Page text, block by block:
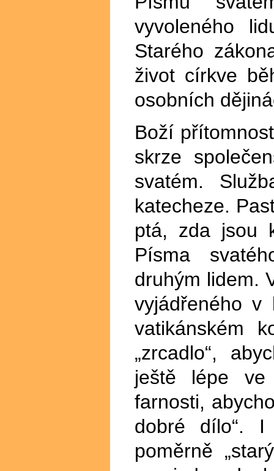
vyvoleného
Starého
život církve
osobních
Boží
skrze
svatém.
katecheze.
ptá, zda jsou
Písma
druhým lidem.
vyjádřeného v
vatikánském
„zrcadlo“,
ještě lépe ve
farnosti,
dobré dílo“.
poměrně